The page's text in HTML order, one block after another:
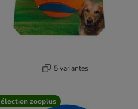
5 variantes
zooplus